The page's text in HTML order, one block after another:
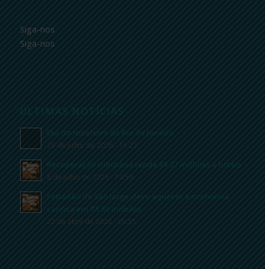
Siga-nos
Siga-nos
ÚLTIMAS NOTÍCIAS
Dia do Hoteleiro do Rio de Janeiro
29 de julho de 2026 - 15:23
Recuperação tributária rende R$ 37 milhões a hotéis
8 de julho de 2026 - 19:59
Feriadão de São Jorge deve aquecer a economia
carioca em R$ 50 milhões
22 de abril de 2026 - 05:55